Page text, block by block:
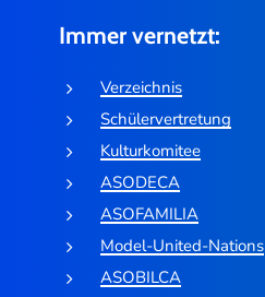
Immer vernetzt:
Verzeichnis
Schülervertretung
Kulturkomitee
ASODECA
ASOFAMILIA
Model-United-Nations
ASOBILCA